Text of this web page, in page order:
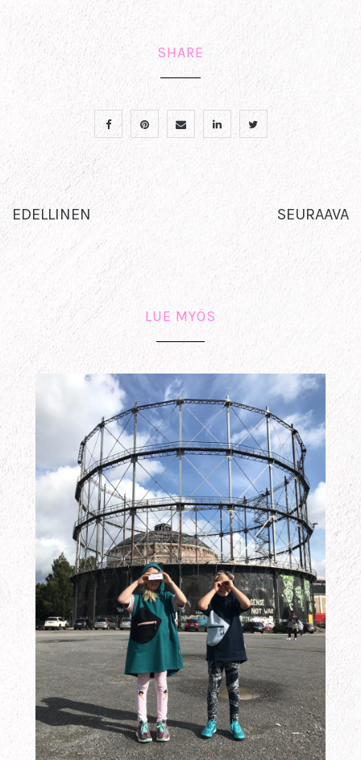
SHARE
EDELLINEN SEURAAVA
LUE MYÖS